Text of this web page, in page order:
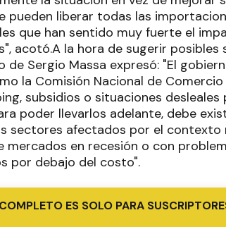
pueden liberar todas las
que han sentido muy fuerte el
acotó.A la hora de sugerir posibles
de Sergio Massa expresó: "El
la Comisión Nacional de Comercio
subsidios o situaciones
poder llevarlos adelante, debe
sectores afectados por el contexto
mercados en recesión o con
por debajo del costo".
ES SOLO PARA